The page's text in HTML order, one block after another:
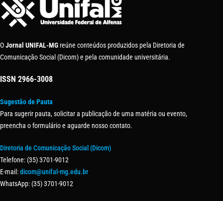
OJornal UNIFAL-MG reúne conteúdos produzidos pela Diretoria de
Comunicação Social (Dicom) e pela comunidade universitária.
ISSN 2966-3008
Sugestão de Pauta
Para sugerir pauta, solicitar a publicação de uma matéria ou evento,
preencha o formulário e aguarde nosso contato.
Diretoria de Comunicação Social (Dicom)
Telefone: (35) 3701-9012
E-mail:dicom@unifal-mg.edu.br
WhatsApp: (35) 3701-9012